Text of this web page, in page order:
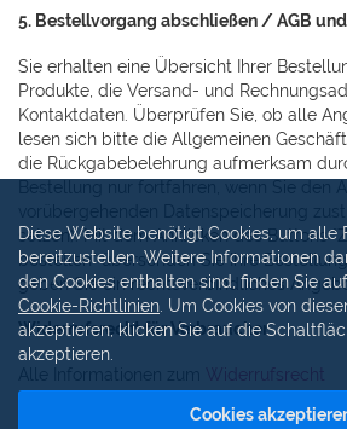
5. Bestellvorgang abschließen / AGB
Sie erhalten eine Übersicht Ihrer
Produkte, die Versand- und
Kontaktdaten. Überprüfen Sie, ob alle
lesen sich bitte die Allgemeinen
die Rückgabebelehrung aufmerksam
setzen). Mit dem Anklicken des Buttons
bestellen" übersenden Sie Ihre
geben Sie ein rechtsverbindliches
Widerrufsrecht für Verbraucher
Widerrufsrecht
Diese Website benötigt Cookies, um alle
bereitzustellen. Weitere Informationen
den Cookies enthalten sind, finden Sie
Cookie-Richtlinien . Um Cookies von
akzeptieren, klicken Sie auf die
akzeptieren.
Cookies